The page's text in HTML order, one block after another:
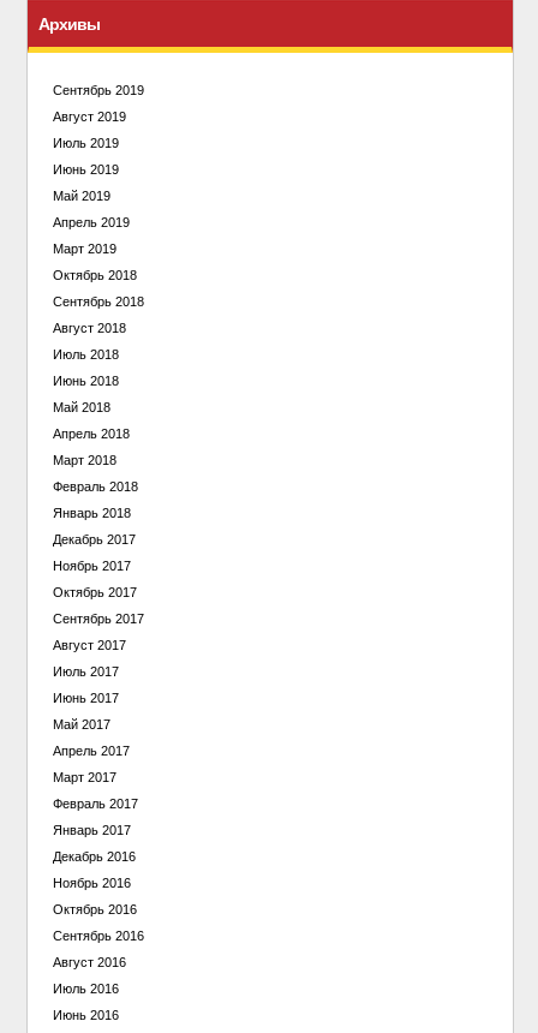
Архивы
Сентябрь 2019
Август 2019
Июль 2019
Июнь 2019
Май 2019
Апрель 2019
Март 2019
Октябрь 2018
Сентябрь 2018
Август 2018
Июль 2018
Июнь 2018
Май 2018
Апрель 2018
Март 2018
Февраль 2018
Январь 2018
Декабрь 2017
Ноябрь 2017
Октябрь 2017
Сентябрь 2017
Август 2017
Июль 2017
Июнь 2017
Май 2017
Апрель 2017
Март 2017
Февраль 2017
Январь 2017
Декабрь 2016
Ноябрь 2016
Октябрь 2016
Сентябрь 2016
Август 2016
Июль 2016
Июнь 2016